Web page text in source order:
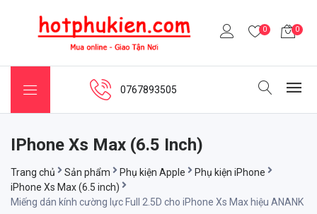
0 0
0767893505
IPhone Xs Max (6.5 Inch)
Trang chủ Sản phẩm Phụ kiện Apple
Phụ kiện iPhone
iPhone Xs Max (6.5 inch)
Miếng dán kính cường lực Full 2.5D cho iPhone Xs Max hiệu ANANK